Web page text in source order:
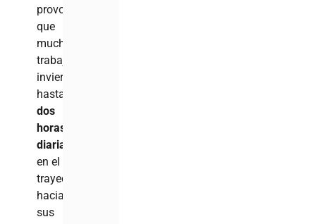
provoca
que
muchos
trabajadores
inviertan
hasta
dos
horas
diarias
en el
trayecto
hacia
sus